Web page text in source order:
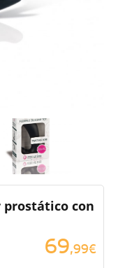
prostático con
69,99€